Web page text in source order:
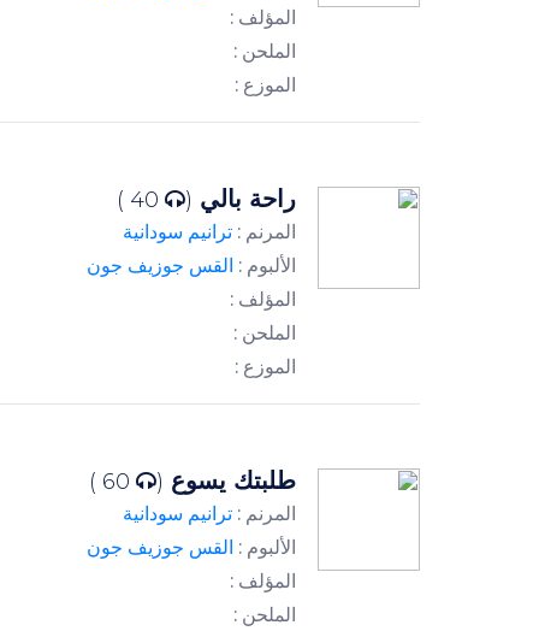
المؤلف :
الملحن :
الموزع :
راحة بالي (
المرنم : ترانيم سودانية
الألبوم : القس جوزيف جون
المؤلف :
الملحن :
الموزع :
طلبتك يسوع (
المرنم : ترانيم سودانية
الألبوم : القس جوزيف جون
المؤلف :
الملحن :